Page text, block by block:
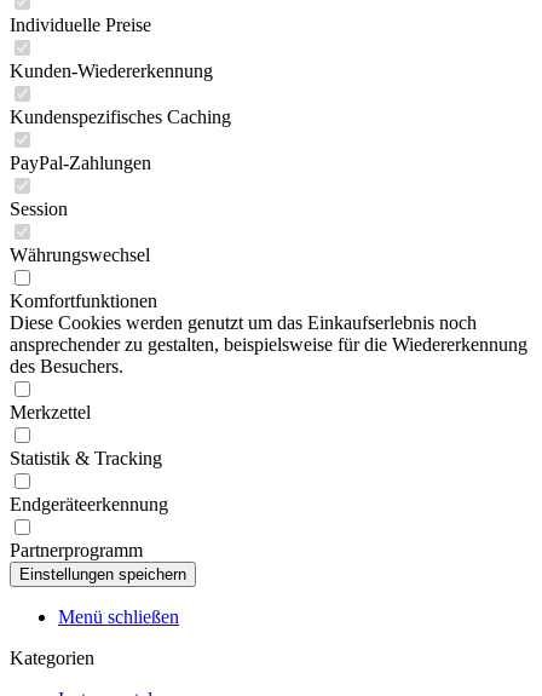
Individuelle Preise
Kunden-Wiedererkennung
Kundenspezifisches Caching
PayPal-Zahlungen
Session
Währungswechsel
Komfortfunktionen
Diese Cookies werden genutzt um das Einkaufserlebnis noch
ansprechender zu gestalten, beispielsweise für die Wiedererkennung
des Besuchers.
Merkzettel
Statistik & Tracking
Endgeräteerkennung
Partnerprogramm
Menü schließen
Kategorien